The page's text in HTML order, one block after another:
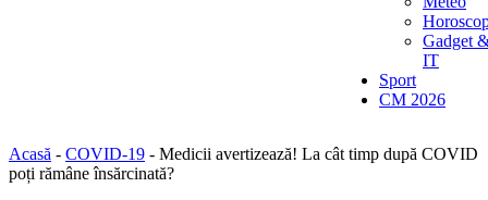
Gadget
IT
Sport
CM 2026
Acasă - COVID-19 - Medicii avertizează! La cât timp după COVID
poți rămâne însărcinată?